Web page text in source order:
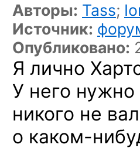
Авторы: Tass;
Источник:
Опубликовано:
Я лично
У него нужно
никого не
о каком-